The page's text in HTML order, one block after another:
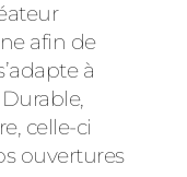
afin de
à
celle-ci
ouvertures